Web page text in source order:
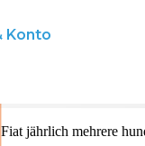
Konto
Fiatjährlich mehrere